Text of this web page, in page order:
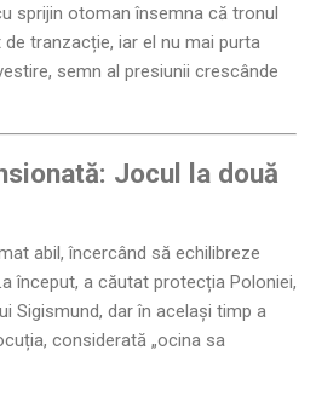
sprijin otoman însemna că tronul
tranzacție, iar el nu mai purta
semn al presiunii crescânde
Jocul la două
abil, încercând să echilibreze
început, a căutat protecția Poloniei,
Sigismund, dar în același timp a
considerată „ocina sa